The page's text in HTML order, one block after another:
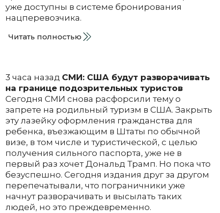
уже доступны в системе бронирования
нацперевозчика.
Читать полностью
3 часа назад СМИ: США будут разворачивать
на границе подозрительных туристов
Сегодня СМИ снова расфорсили тему о
запрете на родильный туризм в США. Закрыть
эту лазейку оформления гражданства для
ребенка, въезжающим в Штаты по обычной
визе, в том числе и туристической, с целью
получения сильного паспорта, уже не в
первый раз хочет Дональд Трамп. Но пока что
безуспешно. Сегодня издания друг за другом
перепечатывали, что пограничники уже
начнут разворачивать и высылать таких
людей, но это преждевременно.